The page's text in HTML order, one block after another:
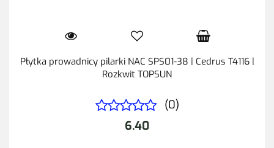
Płytka prowadnicy pilarki NAC SPS01-38 | Cedrus T4116 |
Rozkwit TOPSUN
(0)
6.40